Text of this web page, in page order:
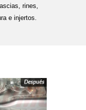
rines,
e injertos.